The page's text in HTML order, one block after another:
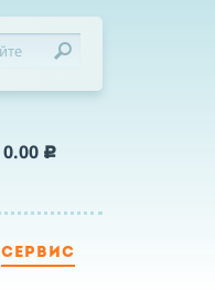
0.00 c
СЕРВИС